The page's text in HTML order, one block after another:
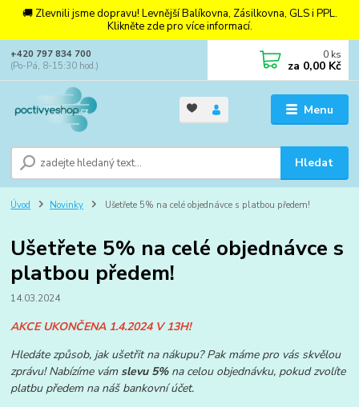
🚚 Zlevnili jsme dopravu! Levnější Balíkovna, Zásilkovna, GLS i PPL.
Klikněte zde pro více informací.
Menu
Hledat
+420 797 834 700
(Po-Pá, 8-15:30 hod.)
0 ks
za 0,00 Kč
Úvod Novinky Ušetřete 5% na celé objednávce s platbou předem!
Ušetřete 5% na celé objednávce s
platbou předem!
14.03.2024
AKCE UKONČENA 1.4.2024 V 13H!
Hledáte způsob, jak ušetřit na nákupu? Pak máme pro vás skvělou
zprávu! Nabízíme vám slevu 5%na celou objednávku, pokud zvolíte
platbu předem na náš bankovní účet.